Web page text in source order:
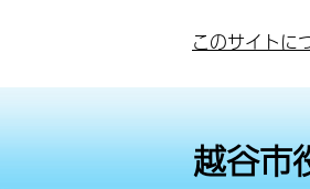
このサイトに
越谷市